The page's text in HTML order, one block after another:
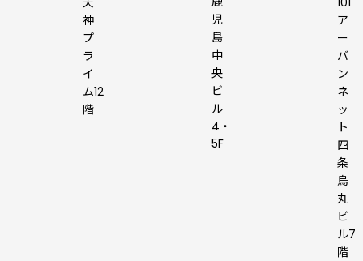
神
プ
ラ
イ
ム12
階
児
島
中
央
ビ
ル
4・
5F
ア
ー
バ
ン
ネ
ッ
ト
四
条
烏
丸
ビ
ル7
階